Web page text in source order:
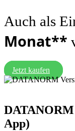
Auch als
Monat**
Jetzt kaufen
App)